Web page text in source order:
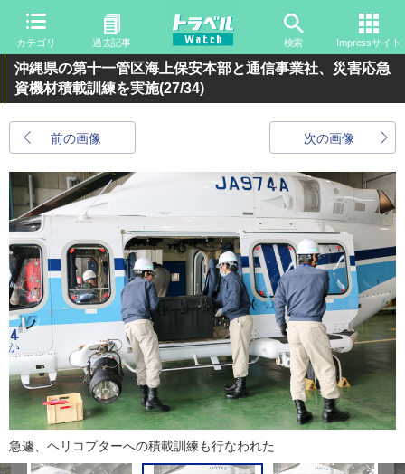
カテゴリ 過去記事 検索 Impressサイト
沖縄県の第十一管区海上保安本部と通信事業社、災害応急
資機材積載訓練を実施(27/34)
前の画像 次の画像
急遽、ヘリコプターへの積載訓練も行なわれた